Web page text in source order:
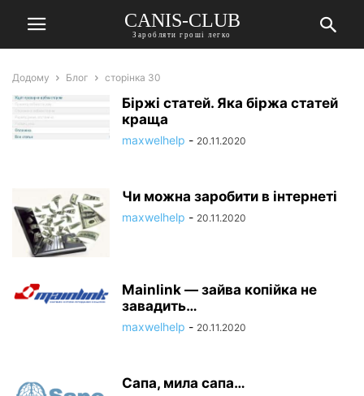
CANIS-CLUB
Заробляти гроші легко
Додому Блог сторінка 30
Біржі статей. Яка біржа статей
краща
maxwelhelp - 20.11.2020
Чи можна заробити в інтернеті
maxwelhelp - 20.11.2020
Mainlink — зайва копійка не
завадить…
maxwelhelp - 20.11.2020
Сапа, мила сапа…